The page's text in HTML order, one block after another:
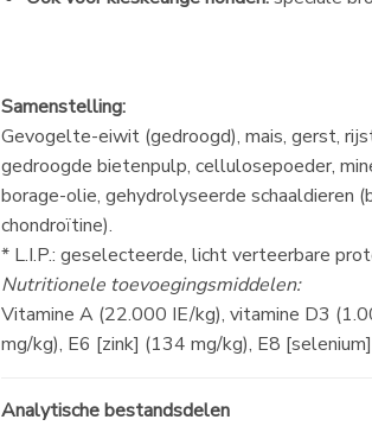
Samenstelling:
Gevogelte-eiwit (gedroogd), mais, gerst,
gedroogde bietenpulp, cellulosepoeder,
borage-olie, gehydrolyseerde schaaldieren
chondroïtine).
* L.I.P.: geselecteerde, licht verteerbare
Nutritionele toevoegingsmiddelen:
Vitamine A (22.000 IE/kg), vitamine D3
mg/kg), E6 [zink] (134 mg/kg), E8
Analytische bestandsdelen